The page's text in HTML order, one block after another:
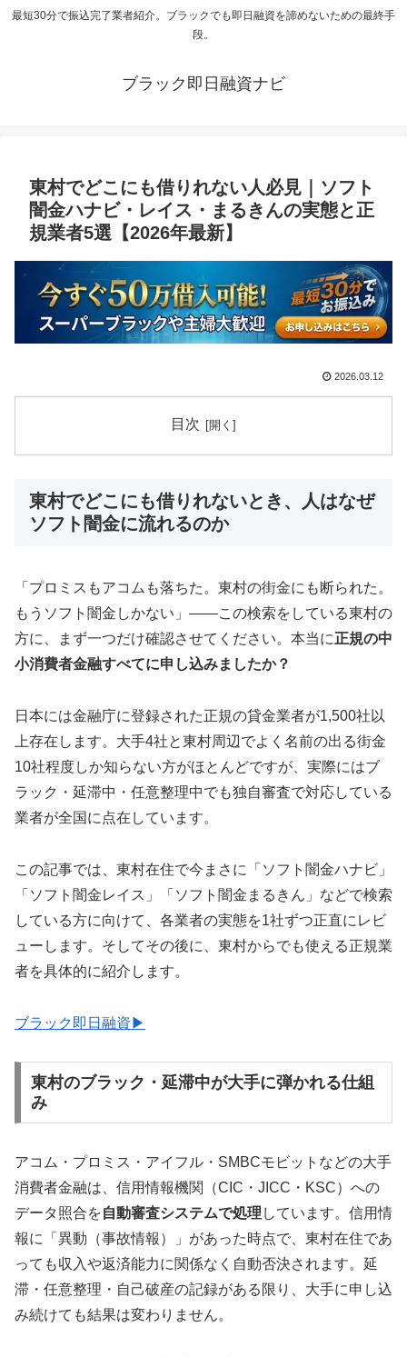
最短30分で振込完了業者紹介。ブラックでも即日融資を諦めないための最終手
段。
ブラック即日融資ナビ
東村でどこにも借りれない人必見｜ソフト
闇金ハナビ・レイス・まるきんの実態と正
規業者5選【2026年最新】
2026.03.12
目次
東村でどこにも借りれないとき、人はなぜ
ソフト闇金に流れるのか
「プロミスもアコムも落ちた。東村の街金にも断られた。
もうソフト闇金しかない」——この検索をしている東村の
方に、まず一つだけ確認させてください。本当に正規の中
小消費者金融すべてに申し込みましたか？
日本には金融庁に登録された正規の貸金業者が1,500社以
上存在します。大手4社と東村周辺でよく名前の出る街金
10社程度しか知らない方がほとんどですが、実際にはブ
ラック・延滞中・任意整理中でも独自審査で対応している
業者が全国に点在しています。
この記事では、東村在住で今まさに「ソフト闇金ハナビ」
「ソフト闇金レイス」「ソフト闇金まるきん」などで検索
している方に向けて、各業者の実態を1社ずつ正直にレビ
ューします。そしてその後に、東村からでも使える正規業
者を具体的に紹介します。
ブラック即日融資▶
東村のブラック・延滞中が大手に弾かれる仕組
み
アコム・プロミス・アイフル・SMBCモビットなどの大手
消費者金融は、信用情報機関（CIC・JICC・KSC）への
データ照合を自動審査システムで処理 しています。信用情
報に「異動（事故情報）」があった時点で、東村在住であ
っても収入や返済能力に関係なく自動否決されます。延
滞・任意整理・自己破産の記録がある限り、大手に申し込
み続けても結果は変わりません。